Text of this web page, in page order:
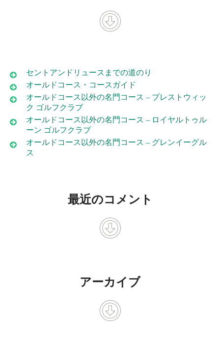
セントアンドリュースまでの道のり
オールドコース・コースガイド
オールドコース以外の名門コース – プレストウィッ
ク ゴルフクラブ
オールドコース以外の名門コース – ロイヤルトゥル
ーン ゴルフクラブ
オールドコース以外の名門コース – グレンイーグル
ス
最近のコメント
アーカイブ